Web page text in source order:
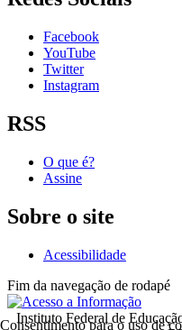
Facebook
YouTube
Twitter
Instagram
RSS
O que é?
Assine
Sobre o site
Acessibilidade
Fim da navegação de rodapé
Instituto Federal de
Consentimento para o uso de